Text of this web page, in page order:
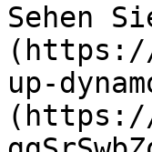
Sehen
(https://
up-
(https://